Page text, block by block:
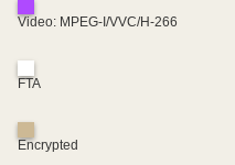
Video: MPEG-I/VVC/H-266
FTA
Encrypted